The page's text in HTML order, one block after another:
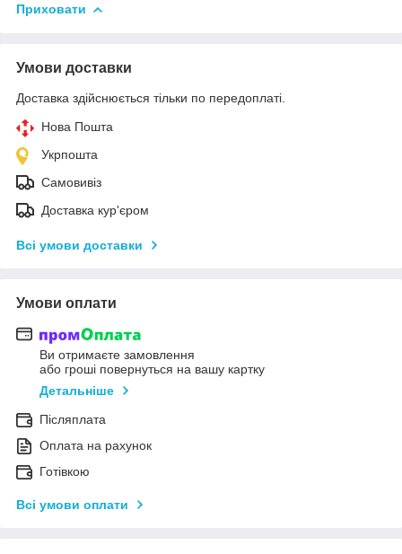
Приховати
Умови доставки
Доставка здійснюється тільки по передоплаті.
Нова Пошта
Укрпошта
Самовивіз
Доставка кур'єром
Всі умови доставки
Умови оплати
Ви отримаєте замовлення
або гроші повернуться на вашу картку
Детальніше
Післяплата
Оплата на рахунок
Готівкою
Всі умови оплати